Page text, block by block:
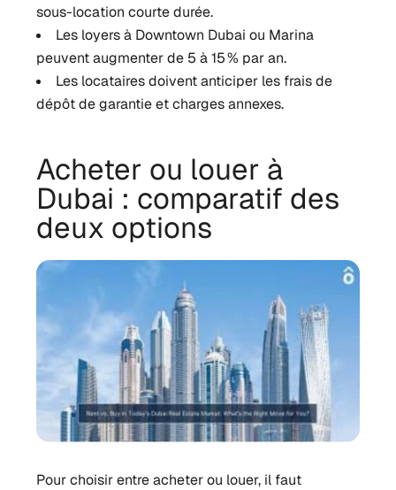
sous-location courte durée.
Les loyers à Downtown Dubai ou Marina
peuvent augmenter de 5 à 15 % par an.
Les locataires doivent anticiper les frais de
dépôt de garantie et charges annexes.
Acheter ou louer à
Dubai : comparatif des
deux options
Pour choisir entre acheter ou louer, il faut